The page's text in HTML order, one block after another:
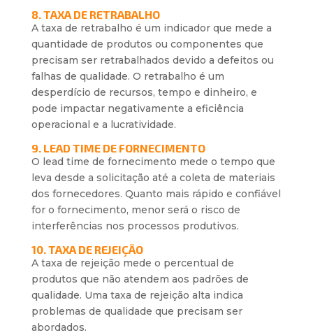
8. TAXA DE RETRABALHO
A taxa de retrabalho é um indicador que mede a
quantidade de produtos ou componentes que
precisam ser retrabalhados devido a defeitos ou
falhas de qualidade. O retrabalho é um
desperdício de recursos, tempo e dinheiro, e
pode impactar negativamente a eficiência
operacional e a lucratividade.
9. LEAD TIME DE FORNECIMENTO
O lead time de fornecimento mede o tempo que
leva desde a solicitação até a coleta de materiais
dos fornecedores. Quanto mais rápido e confiável
for o fornecimento, menor será o risco de
interferências nos processos produtivos.
10. TAXA DE REJEIÇÃO
A taxa de rejeição mede o percentual de
produtos que não atendem aos padrões de
qualidade. Uma taxa de rejeição alta indica
problemas de qualidade que precisam ser
abordados.